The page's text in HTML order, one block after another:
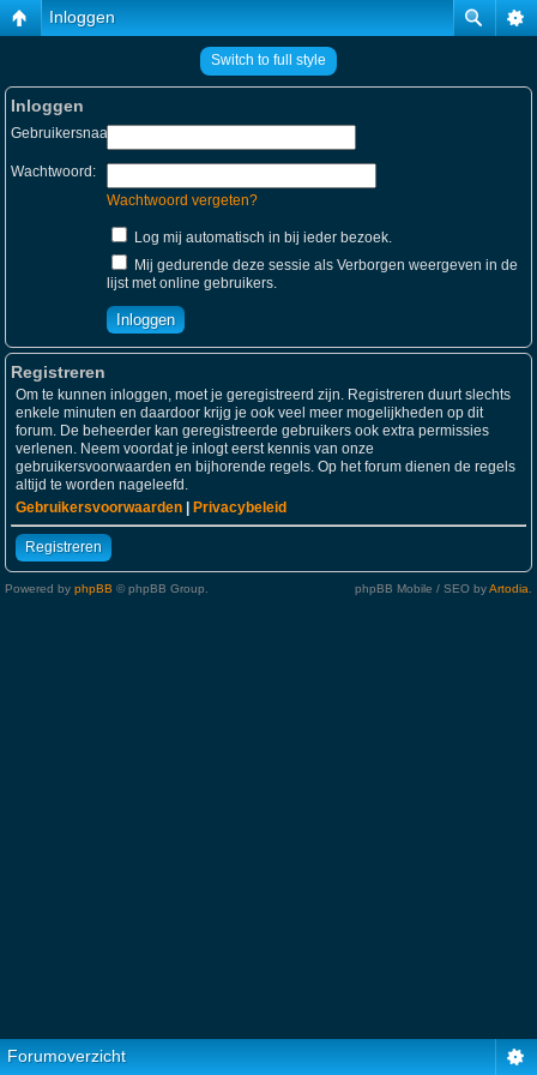
Inloggen
Switch to full style
Inloggen
Gebruikersnaam:
Wachtwoord:
Wachtwoord vergeten?
Log mij automatisch in bij ieder bezoek.
Mij gedurende deze sessie als Verborgen weergeven in de
lijst met online gebruikers.
Registreren
Om te kunnen inloggen, moet je geregistreerd zijn. Registreren duurt slechts
enkele minuten en daardoor krijg je ook veel meer mogelijkheden op dit
forum. De beheerder kan geregistreerde gebruikers ook extra permissies
verlenen. Neem voordat je inlogt eerst kennis van onze
gebruikersvoorwaarden en bijhorende regels. Op het forum dienen de regels
altijd te worden nageleefd.
Gebruikersvoorwaarden
Privacybeleid
Registreren
Powered by phpBB © phpBB Group. phpBB Mobile / SEO byArtodia
Forumoverzicht